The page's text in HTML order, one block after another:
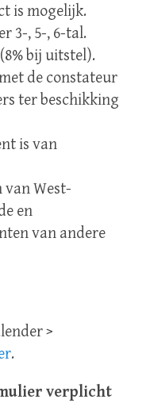
is mogelijk.
3-, 5-, 6-tal.
bij uitstel).
de constateur
ter beschikking
is van
van West-
en
van andere
>
.
verplicht